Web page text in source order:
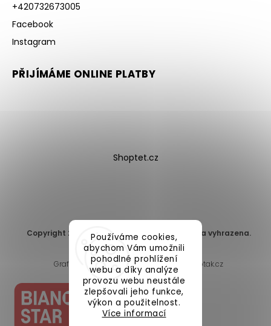
Používáme cookies,
abychom Vám umožnili
pohodlné prohlížení
webu a díky analýze
provozu webu neustále
zlepšovali jeho funkce,
výkon a použitelnost.
Více informací
+420732673005
Facebook
Instagram
PŘIJÍMÁME ONLINE PLATBY
Shoptet.cz
Copyright 2026 DomaLEP s.r.o. . Všechna práva vyhrazena.
Upravit nastavení cookies
Grafický návrh vytvořil a nakódoval
Shoptak.cz